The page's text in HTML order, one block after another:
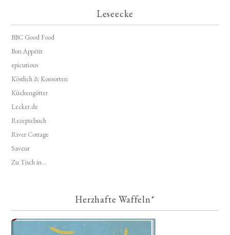
Leseecke
BBC Good Food
Bon Appétit
epicurious
Köstlich & Konsorten
Küchengötter
Lecker.de
Rezeptebuch
River Cottage
Saveur
Zu Tisch in...
Herzhafte Waffeln*